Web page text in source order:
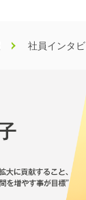
社員インタ